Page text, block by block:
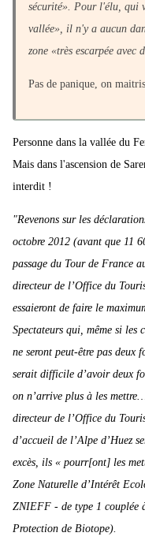
sécurité». Pour l'élu, qui
vallée», il n'y a aucun
zone «très escarpée
Pas de panique, on
Personne dans la vallée du
Mais dans l'ascension de
interdit !
"Revenons sur les
octobre 2012 (avant que 11
passage du Tour de France
directeur de l’Office du
essaieront de faire le
Spectateurs qui, même si les
ne seront peut-être pas deux
serait difficile d’avoir deux
on n’arrive plus à les
directeur de l’Office du
d’accueil de l’Alpe d’Huez
excès, ils « pourr[ont] les
Zone Naturelle d’Intérêt
ZNIEFF - de type 1 couplée
Protection de Biotope).